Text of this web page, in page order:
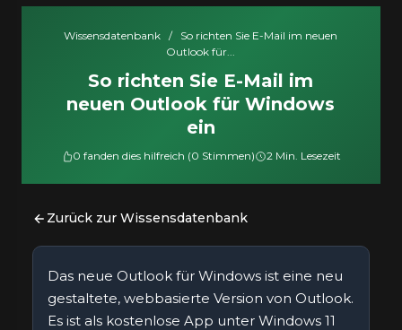
Wissensdatenbank /
So richten Sie E-Mail im neuen
Outlook für...
So richten Sie E-Mail im
neuen Outlook für Windows
ein
0 fanden dies hilfreich (0 Stimmen) 2 Min. Lesezeit
Zurück zur Wissensdatenbank
Das neue Outlook für Windows ist eine neu
gestaltete, webbasierte Version von Outlook.
Es ist als kostenlose App unter Windows 11